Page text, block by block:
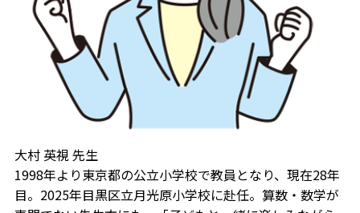
大村 英視 先生
1998年より東京都の公立小学校で教員となり、現在28年
目。2025年目黒区立月光原小学校に赴任。算数・数学が